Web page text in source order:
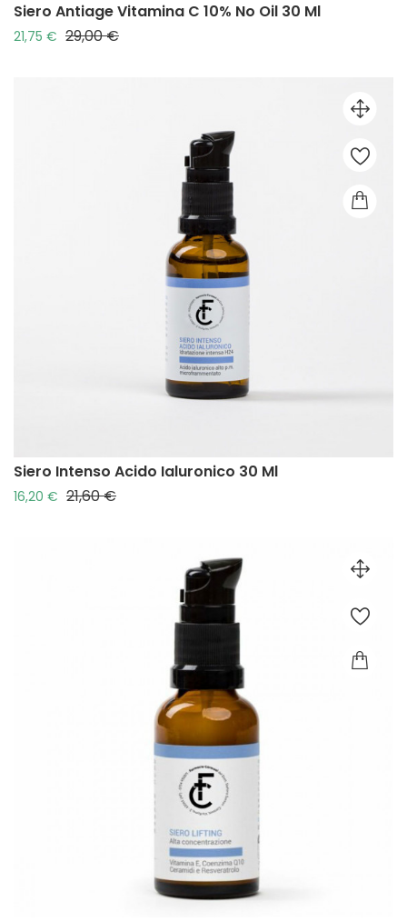
Siero Antiage Vitamina C 10% No Oil 30 Ml
21,75 € Prezzo base
29,00 €Prezzo
Siero Intenso Acido Ialuronico 30 Ml
16,20 € Prezzo base
21,60 €Prezzo